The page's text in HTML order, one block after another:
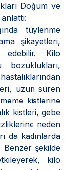
Doğum ve
tüylenme
şikayetleri,
edebilir. Kilo
bozuklukları,
uzun süren
kistlerine
kistleri, gebe
neden
da kadınlarda
şekilde
kilo